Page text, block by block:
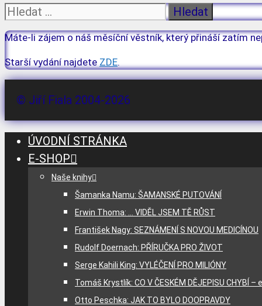
Hledat:
Máte-li zájem o náš měsíční věstník, který přináší zatím
Starší vydání najdete ZDE.
© Jiří Fiala 2004-2026
ÚVODNÍ STRÁNKA
E-SHOP
Naše knihy
Šamanka Namu: ŠAMANSKÉ PUTOVÁNÍ
Erwin Thoma: … VIDĚL JSEM TĚ RŮST
František Nagy: SEZNÁMENÍ S NOVOU MEDICÍNOU
Rudolf Doernach: PŘÍRUČKA PRO ŽIVOT
Serge Kahili King: VYLÉČENÍ PRO MILIÓNY
Tomáš Krystlík: CO V ČESKÉM DĚJEPISU CHYBÍ –
Otto Peschka: JAK TO BYLO DOOPRAVDY